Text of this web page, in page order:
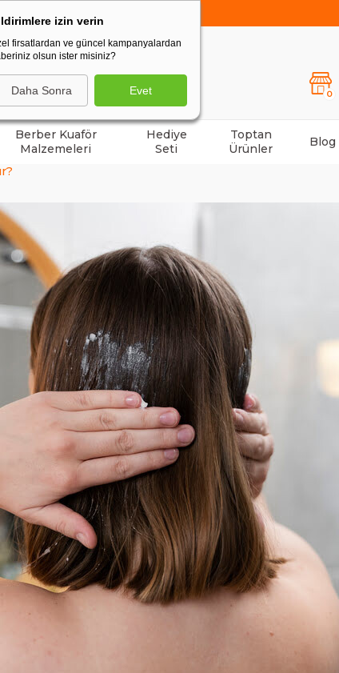
0
Berber Kuaför
Malzemeleri
Hediye
Seti
Toptan
Ürünler
Blog
izin verin
firsatlardan ve güncel kampanyalardan
olsun ister misiniz?
Daha Sonra Evet